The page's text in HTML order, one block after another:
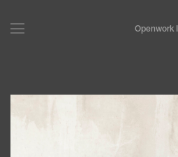
Openwork I